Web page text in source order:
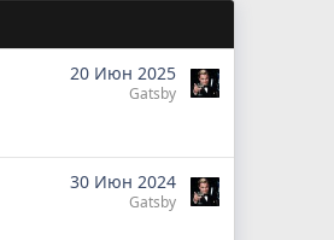
20 Июн 2025
Gatsby
30 Июн 2024
Gatsby